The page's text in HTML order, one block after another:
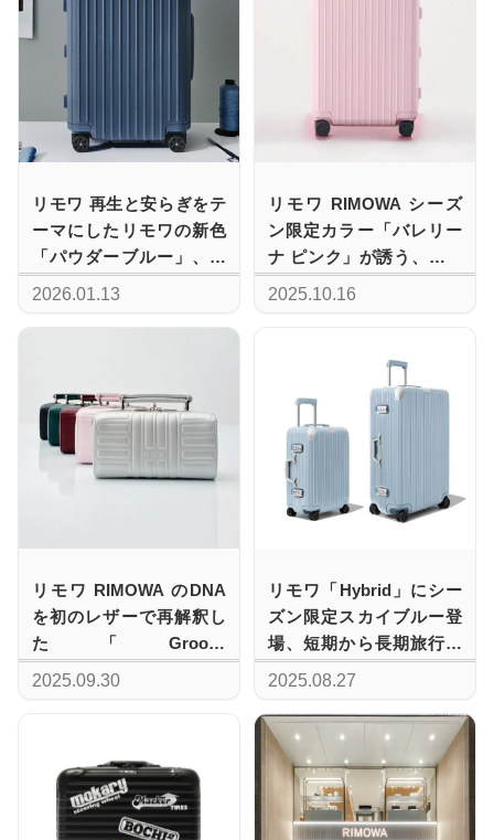
リモワ 再生と安らぎをテ
ーマにしたリモワの新色
「パウダーブルー」、ス
ーツケースDistinctと
2026.01.13
リモワ RIMOWA シーズ
ン限定カラー「バレリー
ナ ピンク」が誘う、新た
な旅の季節
2025.10.16
リモワ RIMOWA のDNA
を初のレザーで再解釈し
た「Groove
Collection」、ショッピン
2025.09.30
リモワ「Hybrid」にシー
ズン限定スカイブルー登
場、短期から長期旅行ま
で3サイズ展開
2025.08.27